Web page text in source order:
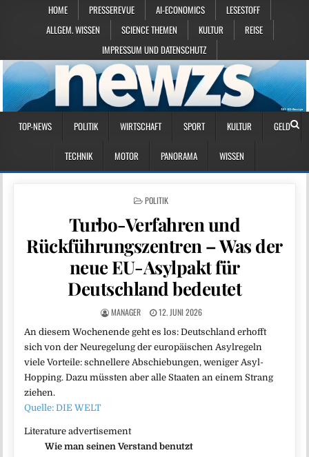
HOME PRESSEREVUE AI-ECONOMICS
LESESTOFF
ALLGEM. WISSEN
SCIENCE THEMEN KULTUR
REISE
IMPRESSUM UND DATENSCHUTZ
TOP-NEWS POLITIK WIRTSCHAFT SPORT KULTUR GELD
TECHNIK MOTOR PANORAMA WISSEN
POSTED IN
POLITIK
Turbo-Verfahren und
Rückführungszentren – Was der
neue EU-Asylpakt für
Deutschland bedeutet
MANAGER 12. JUNI 2026
An diesem Wochenende geht es los: Deutschland erhofft
sich von der Neuregelung der europäischen Asylregeln
viele Vorteile: schnellere Abschiebungen, weniger Asyl-
Hopping. Dazu müssten aber alle Staaten an einem Strang
ziehen.
Quelle: DIE WELT
Literature advertisement
Wie man seinen Verstand benutzt